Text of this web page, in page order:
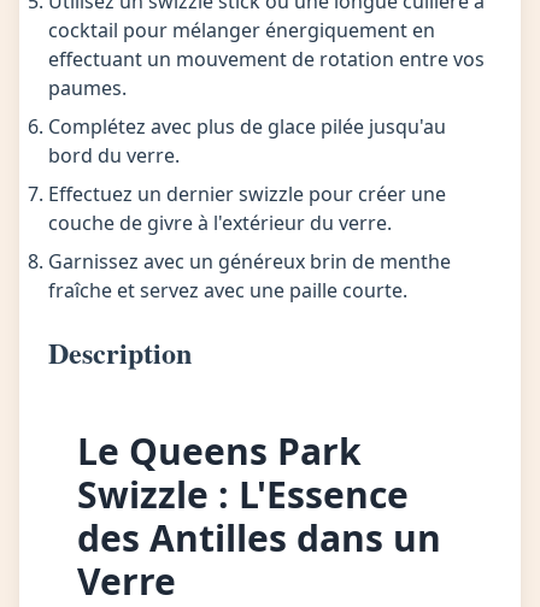
cocktail pour mélanger énergiquement en
effectuant un mouvement de rotation entre vos
paumes.
Complétez avec plus de glace pilée jusqu'au
bord du verre.
Effectuez un dernier swizzle pour créer une
couche de givre à l'extérieur du verre.
Garnissez avec un généreux brin de menthe
fraîche et servez avec une paille courte.
Description
Le Queens Park
Swizzle : L'Essence
des Antilles dans un
Verre